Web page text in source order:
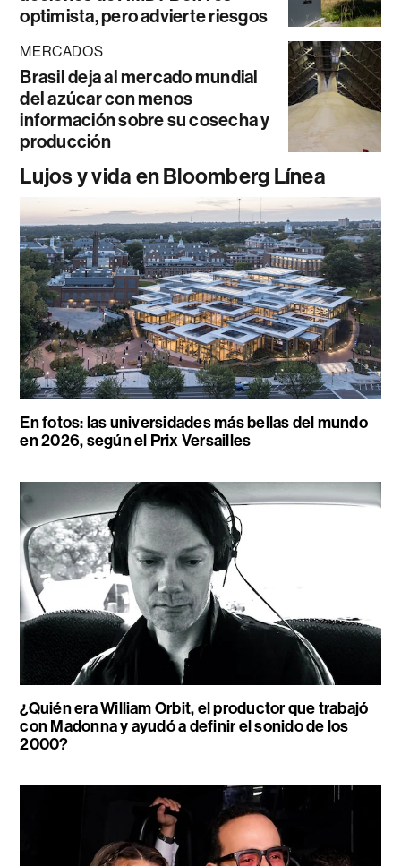
optimista, pero advierte riesgos
MERCADOS
Brasil deja al mercado mundial
del azúcar con menos
información sobre su cosecha y
producción
Lujos y vida en Bloomberg Línea
En fotos: las universidades más bellas del mundo
en 2026, según el Prix Versailles
¿Quién era William Orbit, el productor que trabajó
con Madonna y ayudó a definir el sonido de los
2000?